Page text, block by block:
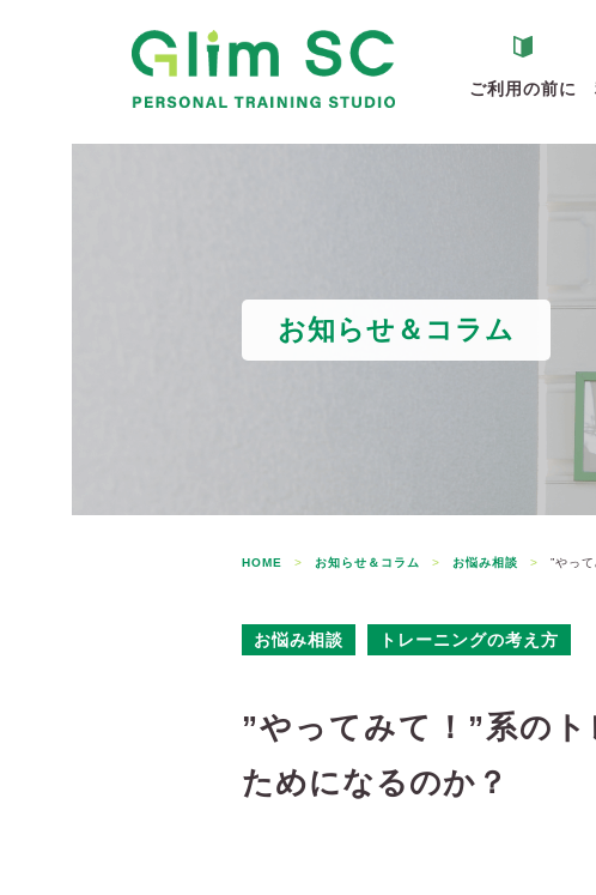
お知らせ＆コラム
HOME > お知らせ＆コラム > お悩み相談 > ”やっ
ご利用の前に
お悩み相談 トレーニングの考え方
”やってみて！”系の
ためになるのか？